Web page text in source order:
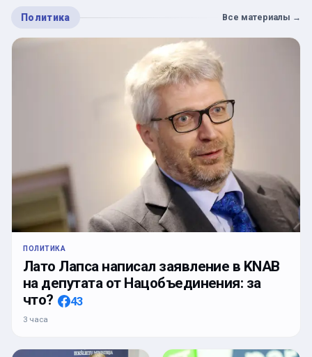
Политика Все материалы →
ПОЛИТИКА
Лато Лапса написал заявление в KNAB
на депутата от Нацобъединения: за
что?
43
3 часа